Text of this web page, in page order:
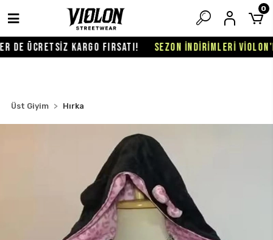
ÜCRETSİZ KARGO FIRSATI! SEZON İNDİRİMLERİ
0
Üst Giyim Hırka